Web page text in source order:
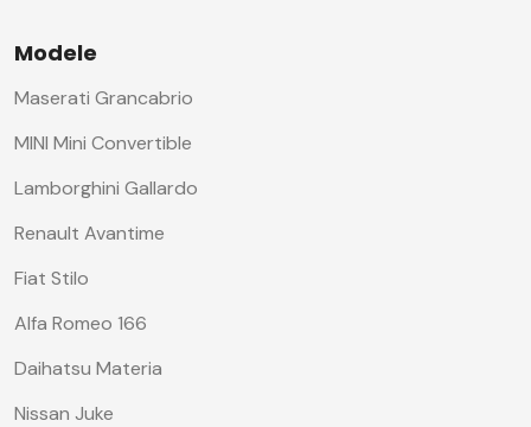
Modele
Maserati Grancabrio
MINI Mini Convertible
Lamborghini Gallardo
Renault Avantime
Fiat Stilo
Alfa Romeo 166
Daihatsu Materia
Nissan Juke